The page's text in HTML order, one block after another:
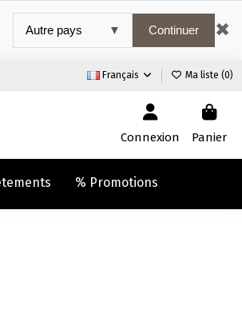
Continuer ✖
Français Ma liste (0)
Connexion Panier
% Promotions